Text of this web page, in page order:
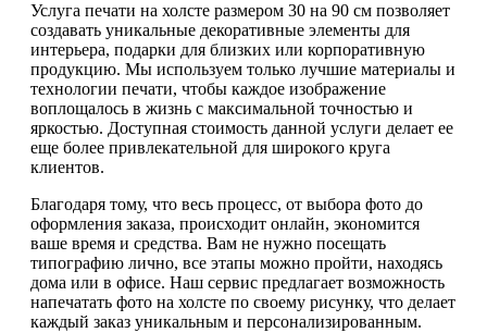
Услуга печати на холсте размером 30 на 90 см позволяет
создавать уникальные декоративные элементы для
интерьера, подарки для близких или корпоративную
продукцию. Мы используем только лучшие материалы и
технологии печати, чтобы каждое изображение
воплощалось в жизнь с максимальной точностью и
яркостью. Доступная стоимость данной услуги делает ее
еще более привлекательной для широкого круга
клиентов.
Благодаря тому, что весь процесс, от выбора фото до
оформления заказа, происходит онлайн, экономится
ваше время и средства. Вам не нужно посещать
типографию лично, все этапы можно пройти, находясь
дома или в офисе. Наш сервис предлагает возможность
напечатать фото на холсте по своему рисунку, что делает
каждый заказ уникальным и персонализированным.